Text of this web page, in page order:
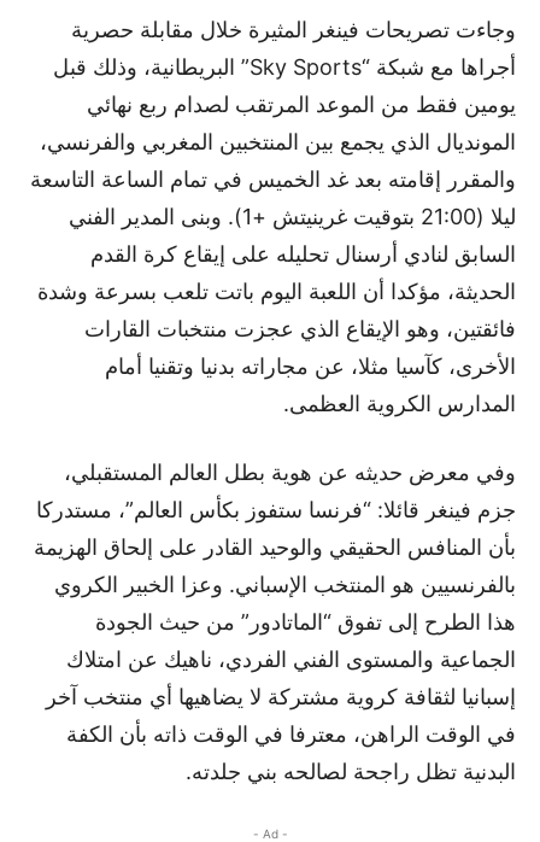
وجاءت تصريحات فينغر المثيرة خلال مقابلة حصرية
أجراها مع شبكة “Sky Sports” البريطانية، وذلك قبل
يومين فقط من الموعد المرتقب لصدام ربع نهائي
المونديال الذي يجمع بين المنتخبين المغربي والفرنسي،
والمقرر إقامته بعد غد الخميس في تمام الساعة التاسعة
ليلا (21:00 بتوقيت غرينيتش +1). وبنى المدير الفني
السابق لنادي أرسنال تحليله على إيقاع كرة القدم
الحديثة، مؤكدا أن اللعبة اليوم باتت تلعب بسرعة وشدة
فائقتين، وهو الإيقاع الذي عجزت منتخبات القارات
الأخرى، كآسيا مثلا، عن مجاراته بدنيا وتقنيا أمام
المدارس الكروية العظمى.
وفي معرض حديثه عن هوية بطل العالم المستقبلي،
جزم فينغر قائلا: “فرنسا ستفوز بكأس العالم”، مستدركا
بأن المنافس الحقيقي والوحيد القادر على إلحاق الهزيمة
بالفرنسيين هو المنتخب الإسباني. وعزا الخبير الكروي
هذا الطرح إلى تفوق “الماتادور” من حيث الجودة
الجماعية والمستوى الفني الفردي، ناهيك عن امتلاك
إسبانيا لثقافة كروية مشتركة لا يضاهيها أي منتخب آخر
في الوقت الراهن، معترفا في الوقت ذاته بأن الكفة
البدنية تظل راجحة لصالحه بني جلدته.
- Ad -